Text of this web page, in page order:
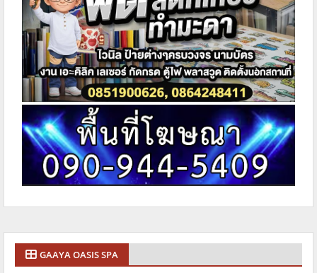
GAAYA OASIS SPA